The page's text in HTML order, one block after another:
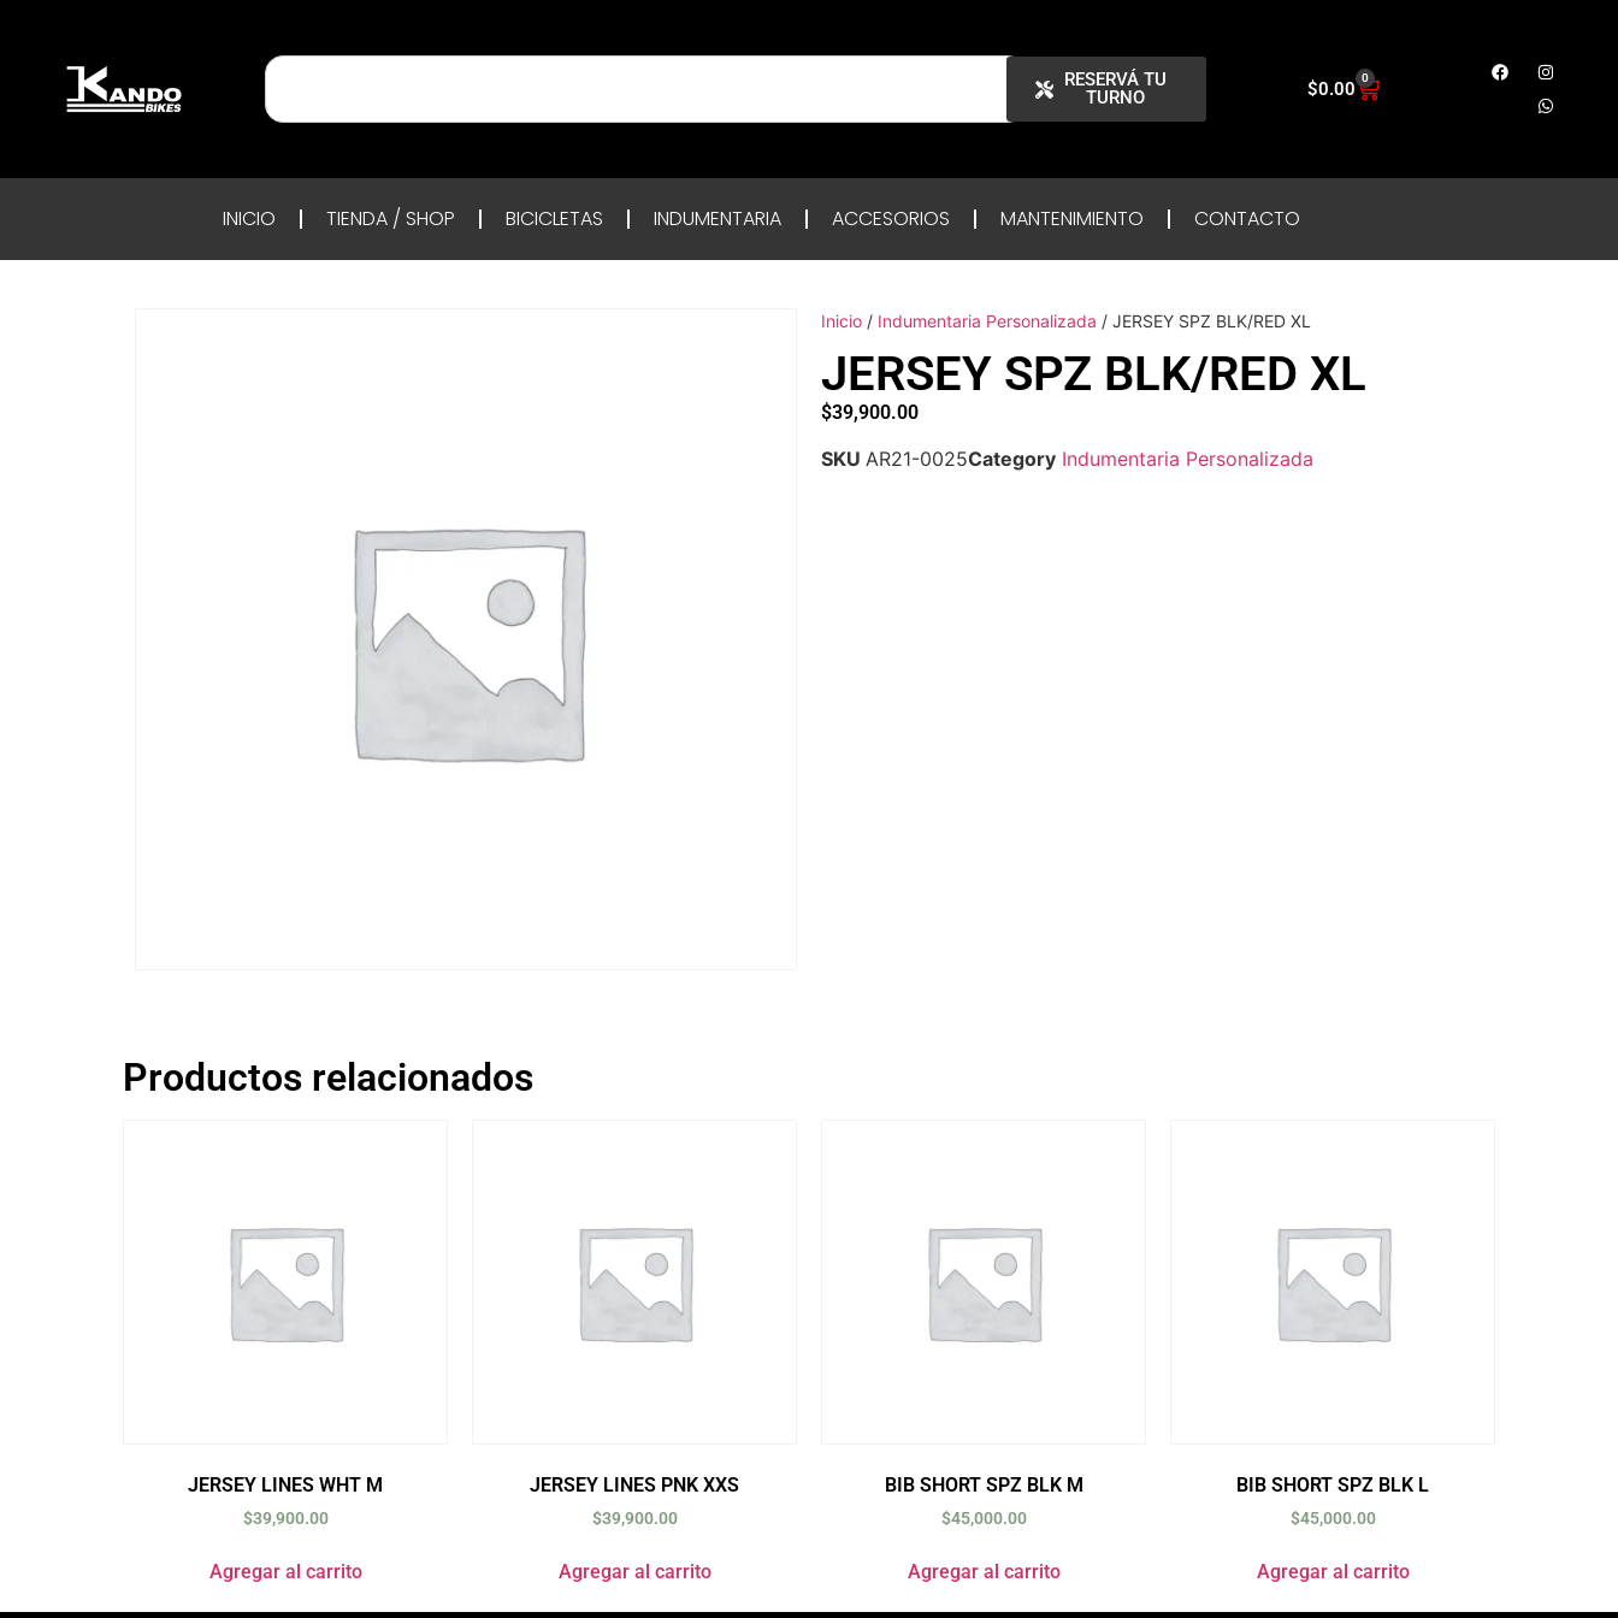
RESERVÁ TU
TURNO
$0.00 0
INICIO TIENDA / SHOP BICICLETAS INDUMENTARIA ACCESORIOS MANTENIMIENTO CONTACTO
Inicio / Indumentaria Personalizada / JERSEY SPZ BLK/RED XL
JERSEY SPZ BLK/RED XL
$39,900.00
SKU AR21-0025Category Indumentaria Personalizada
Productos relacionados
JERSEY LINES WHT M
$39,900.00
Agregar al carrito
JERSEY LINES PNK XXS
$39,900.00
Agregar al carrito
BIB SHORT SPZ BLK M
$45,000.00
Agregar al carrito
BIB SHORT SPZ BLK L
$45,000.00
Agregar al carrito